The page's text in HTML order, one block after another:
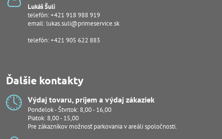
Lukáš Šuli
telefón:+421 918 988 919
email: lukas.suli@primeservice.sk
telefón: +421 905 622 883
Ďalšie kontakty
Výdaj tovaru, príjem a výdaj zákaziek
Pondelok - Štvrtok: 8,00 - 16,00
Piatok: 8,00 - 15,00
Pre zákazníkov možnosť parkovania v areáli spoločnosti.